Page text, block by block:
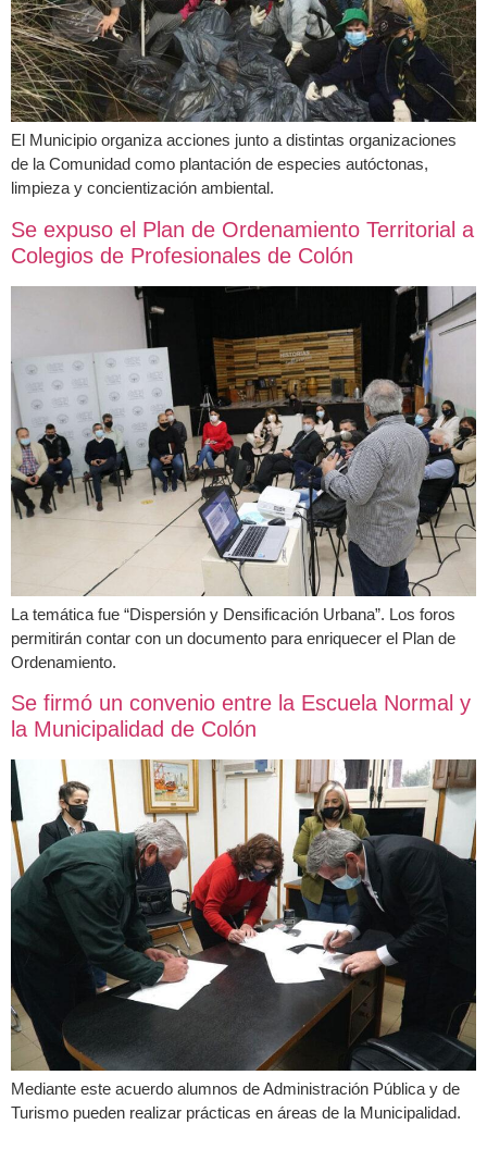
El Municipio organiza acciones junto a distintas organizaciones
de la Comunidad como plantación de especies autóctonas,
limpieza y concientización ambiental.
Se expuso el Plan de Ordenamiento Territorial a
Colegios de Profesionales de Colón
La temática fue “Dispersión y Densificación Urbana”. Los foros
permitirán contar con un documento para enriquecer el Plan de
Ordenamiento.
Se firmó un convenio entre la Escuela Normal y
la Municipalidad de Colón
Mediante este acuerdo alumnos de Administración Pública y de
Turismo pueden realizar prácticas en áreas de la Municipalidad.